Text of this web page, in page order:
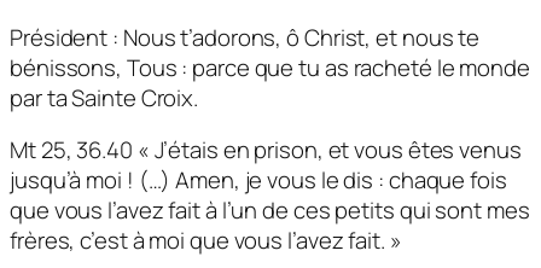
Président : Nous t’adorons, ô Christ, et nous te
bénissons, Tous : parce que tu as racheté le monde
par ta Sainte Croix.
Mt 25, 36.40 « J’étais en prison, et vous êtes venus
jusqu’à moi ! (…) Amen, je vous le dis : chaque fois
que vous l’avez fait à l’un de ces petits qui sont mes
frères, c’est à moi que vous l’avez fait. »